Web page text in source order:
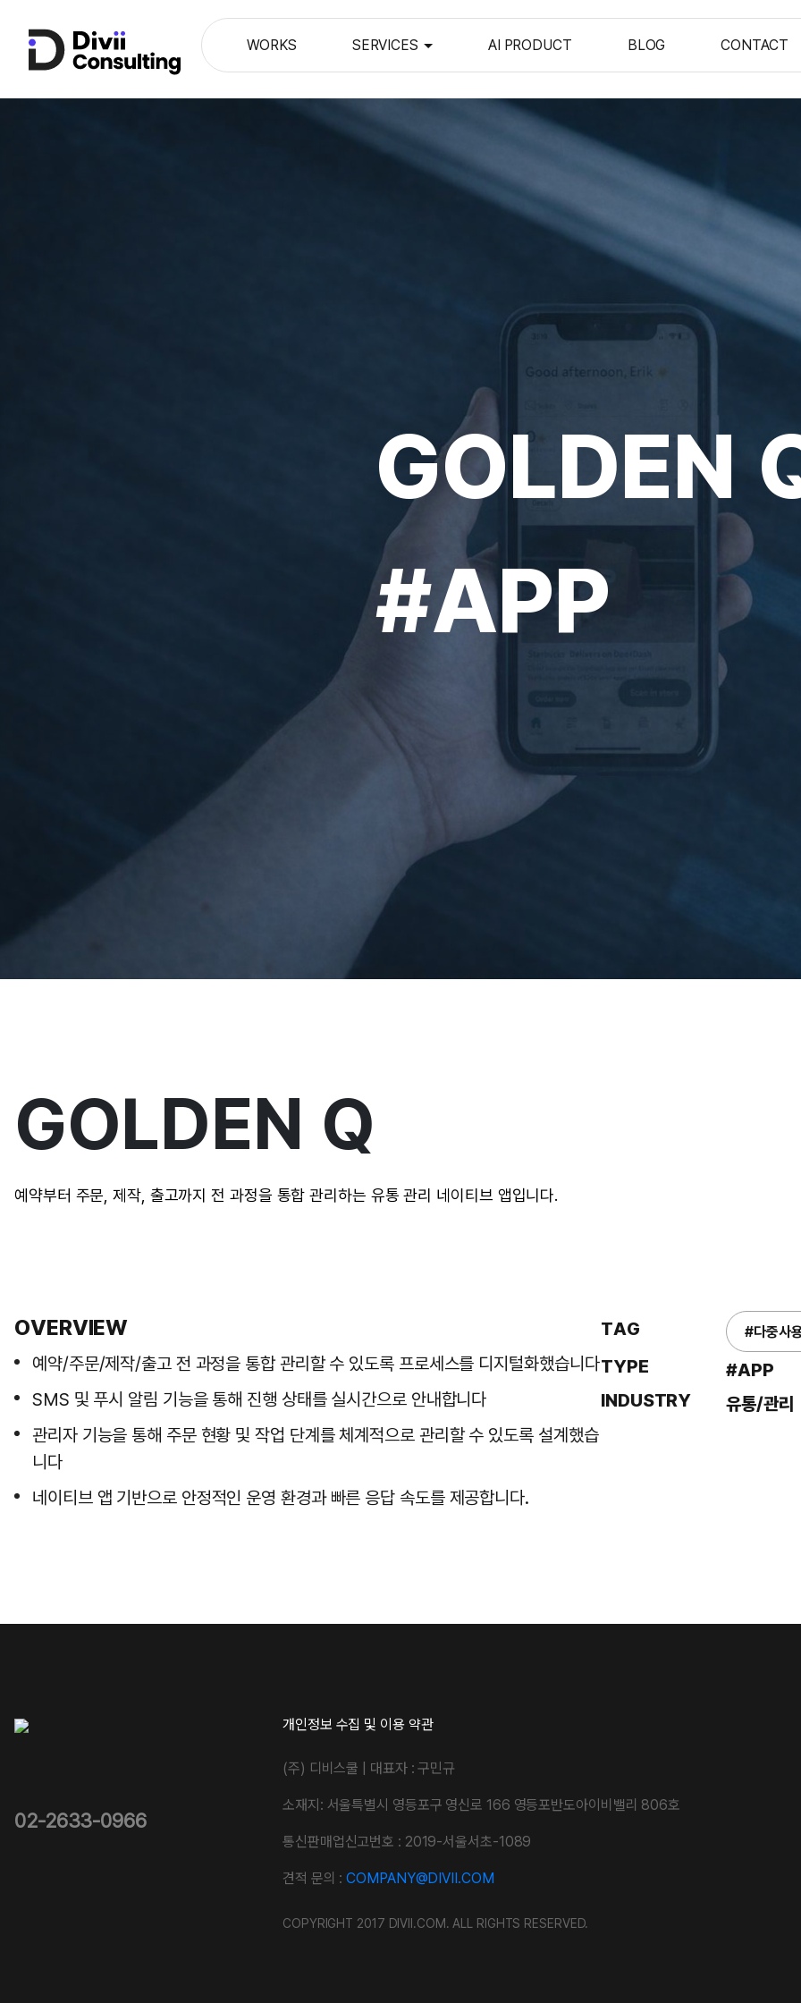
WORKS SERVICES AI PRODUCT BLOG CONTACT
GOLDEN
#APP
GOLDEN Q
예약부터 주문, 제작, 출고까지 전 과정을 통합 관리하는 유통 관리 네이티브 앱입니다.
OVERVIEW
예약/주문/제작/출고 전 과정을 통합 관리할 수 있도록 프로세스를 디지털화했습니다
SMS 및 푸시 알림 기능을 통해 진행 상태를 실시간으로 안내합니다
관리자 기능을 통해 주문 현황 및 작업 단계를 체계적으로 관리할 수 있도록 설계했습
니다
네이티브 앱 기반으로 안정적인 운영 환경과 빠른 응답 속도를 제공합니다.
TAG #다중사
TYPE
#APP
INDUSTRY
유통/관리
02-2633-0966
개인정보 수집 및 이용 약관
(주) 디비스쿨 | 대표자 : 구민규
소재지: 서울특별시 영등포구 영신로 166 영등포반도아이비밸리 806호
통신판매업신고번호 : 2019-서울서초-1089
견적 문의 :COMPANY@DIVII.COM
COPYRIGHT 2017 DIVII.COM. ALL RIGHTS RESERVED.